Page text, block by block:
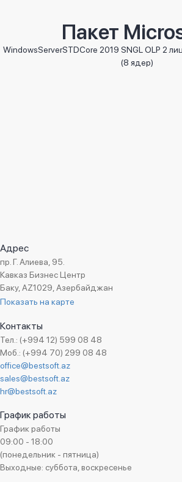
Май 2015
Менеджер проекта:Микаилов
Пакет
WindowsServerSTDCore 2019 SNGL OLP 2
(8 ядер)
Адрес
пр. Г. Алиева, 95.
Кавказ Бизнес Центр
Баку, AZ1029, Азербайджан
Показать на карте
Контакты
Тел.: (+994 12) 599 08 48
Моб.: (+994 70) 299 08 48
office@bestsoft.az
sales@bestsoft.az
hr@bestsoft.az
График работы
График работы
09:00 - 18:00
(понедельник - пятница)
Выходные: суббота, воскресенье